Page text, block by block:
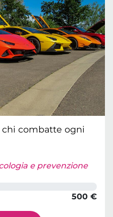
chi combatte ogni
e prevenzione
500 €